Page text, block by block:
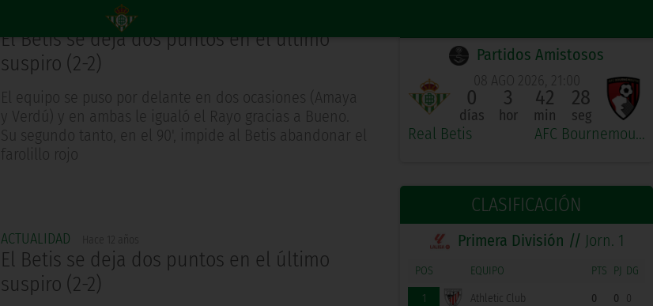
Partidos Amistosos
Real Betis
08 AGO 2026, 21:00
0
días
3
hor
42
min
28
seg
AFC Bournemouth
CLASIFICACIÓN
Primera División // Jorn. 1
POS EQUIPO PTS PJ DG
1 Athletic Club 0 0
0
Hace 12 años
El Betis se deja dos puntos en el último
suspiro (2-2)
El equipo se puso por delante en dos ocasiones (Amaya
y Verdú) y en ambas le igualó el Rayo gracias a Bueno.
Su segundo tanto, en el 90', impide al Betis abandonar el
farolillo rojo
ACTUALIDAD Hace 12 años
El Betis se deja dos puntos en el último
suspiro (2-2)